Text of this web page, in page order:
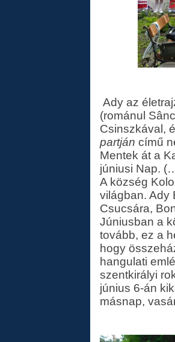
Ady az
(románul
Csinszkával,
partján című
Mentek át a
júniusi Nap.
A község
világban. Ady
Csucsára,
Júniusban a
tovább, ez a
hogy
hangulati
szentkirályi
június 6-án
másnap,